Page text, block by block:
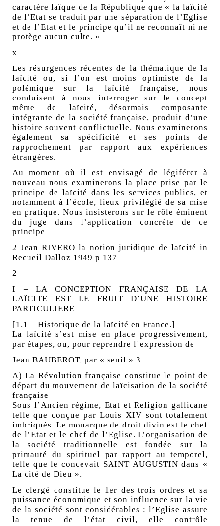
caractère laïque de la République que « la laïcité
de l’Etat se traduit par une séparation de l’Eglise
et de l’Etat et le principe qu’il ne reconnaît ni ne
protège aucun culte. »
x
Les résurgences récentes de la thématique de la
laïcité ou, si l’on est moins optimiste de la
polémique sur la laïcité française, nous
conduisent à nous interroger sur le concept
même de laïcité, désormais composante
intégrante de la société française, produit d’une
histoire souvent conflictuelle. Nous examinerons
également sa spécificité et ses points de
rapprochement par rapport aux expériences
étrangères.
Au moment où il est envisagé de légiférer à
nouveau nous examinerons la place prise par le
principe de laïcité dans les services publics, et
notamment à l’école, lieux privilégié de sa mise
en pratique. Nous insisterons sur le rôle éminent
du juge dans l’application concrète de ce
principe
2 Jean RIVERO la notion juridique de laïcité in
Recueil Dalloz 1949 p 137
2
I – LA CONCEPTION FRANÇAISE DE LA
LAÏCITE EST LE FRUIT D’UNE HISTOIRE
PARTICULIERE
[1.1 – Historique de la laïcité en France.]
La laïcité s’est mise en place progressivement,
par étapes, ou, pour reprendre l’expression de
Jean BAUBEROT, par « seuil ».3
A) La Révolution française constitue le point de
départ du mouvement de laïcisation de la société
française
Sous l’Ancien régime, Etat et Religion gallicane
telle que conçue par Louis XIV sont totalement
imbriqués. Le monarque de droit divin est le chef
de l’Etat et le chef de l’Eglise. L’organisation de
la société traditionnelle est fondée sur la
primauté du spirituel par rapport au temporel,
telle que le concevait SAINT AUGUSTIN dans «
La cité de Dieu ».
Le clergé constitue le 1er des trois ordres et sa
puissance économique et son influence sur la vie
de la société sont considérables : l’Eglise assure
la tenue de l’état civil, elle contrôle